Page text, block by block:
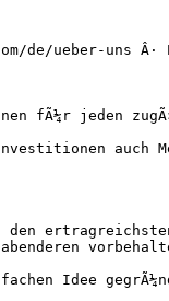
de/ueber-uns
fÃ¼r jeden
auch
den
Idee